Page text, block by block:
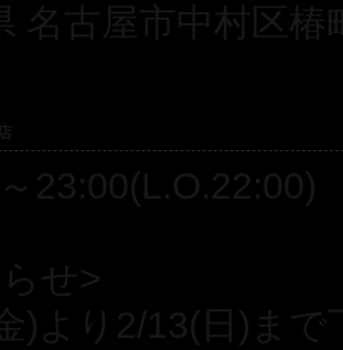
名古屋市中村区
23:00(L.O.22:00)
せ>
)より2/13(日)ま